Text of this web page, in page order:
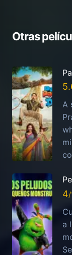
Otras
A
4
a